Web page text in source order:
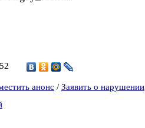
анонс / Заявить о нарушении